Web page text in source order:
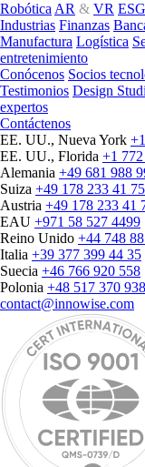
Robótica AR & VR ESG
Industrias Finanzas
Manufactura Logística
entretenimiento
Conócenos Socios
Testimonios Design
expertos
Contáctenos
EE. UU., Nueva York
EE. UU., Florida +1
Alemania +49 681 988
Suiza +49 178 233 41 75
Austria +49 178 233 41
EAU +971 58 527 4499
Reino Unido +44 748
Italia +39 377 399 44 35
Suecia +46 766 920 558
Polonia +48 517 370 938
contact@innowise.com